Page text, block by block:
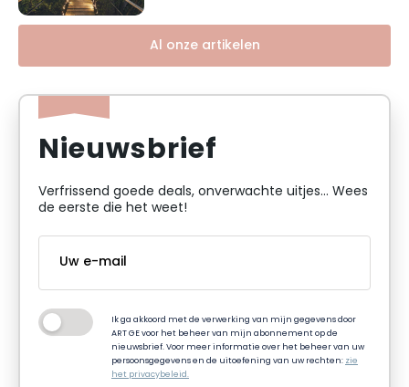
Al onze artikelen
Nieuwsbrief
Verfrissend goede deals, onverwachte uitjes... Wees
de eerste die het weet!
Ik ga akkoord met de verwerking van mijn gegevens door
ART GE voor het beheer van mijn abonnement op de
nieuwsbrief. Voor meer informatie over het beheer van uw
persoonsgegevens en de uitoefening van uw rechten: zie
het privacybeleid.